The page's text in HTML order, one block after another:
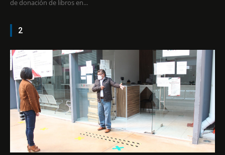
de donación de libros en...
2